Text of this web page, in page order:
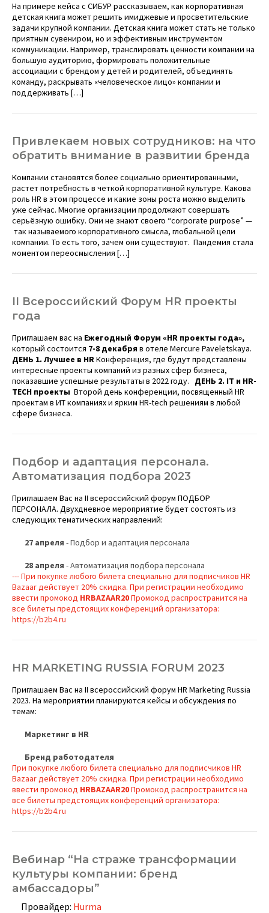
На примере кейса с СИБУР рассказываем, как корпоративная
детская книга может решить имиджевые и просветительские
задачи крупной компании. Детская книга может стать не только
приятным сувениром, но и эффективным инструментом
коммуникации. Например, транслировать ценности компании на
большую аудиторию, формировать положительные
ассоциации с брендом у детей и родителей, объединять
команду, раскрывать «человеческое лицо» компании и
поддерживать […]
Привлекаем новых сотрудников: на что
обратить внимание в развитии бренда
Компании становятся более социально ориентированными,
растет потребность в четкой корпоративной культуре. Какова
роль HR в этом процессе и какие зоны роста можно выделить
уже сейчас. Многие организации продолжают совершать
серьёзную ошибку. Они не знают своего “corporate purpose” —
так называемого корпоративного смысла, глобальной цели
компании. То есть того, зачем они существуют. Пандемия стала
моментом переосмысления […]
II Всероссийский Форум HR проекты
года
Приглашаем вас на Ежегодный Форум «HR проекты года»,
который состоится 7-8 декабря в отеле Mercure Paveletskaya.
ДЕНЬ 1. Лучшее в HRКонференция, где будут представлены
интересные проекты компаний из разных сфер бизнеса,
показавшие успешные результаты в 2022 году. ДЕНЬ 2. IT и HR-
TECH проекты Второй день конференции, посвященный HR
проектам в ИТ компаниях и ярким HR-tech решениям в любой
сфере бизнеса.
Подбор и адаптация персонала.
Автоматизация подбора 2023
Приглашаем Вас на II всероссийский форум ПОДБОР
ПЕРСОНАЛА. Двухдневное мероприятие будет состоять из
следующих тематических направлений:
27 апреля - Подбор и адаптация персонала
28 апреля - Автоматизация подбора персонала
--- При покупке любого билета специально для подписчиков HR
Bazaar действует 20% скидка. При регистрации необходимо
ввести промокод HRBAZAAR20Промокод распространится на
все билеты предстоящих конференций организатора:
https://b2b4.ru
HR MARKETING RUSSIA FORUM 2023
Приглашаем Вас на II всероссийский форум HR Marketing Russia
2023. На мероприятии планируются кейсы и обсуждения по
темам:
Маркетинг в HR
Бренд работодателя
При покупке любого билета специально для подписчиков HR
Bazaar действует 20% скидка. При регистрации необходимо
ввести промокод HRBAZAAR20Промокод распространится на
все билеты предстоящих конференций организатора:
https://b2b4.ru
Вебинар “На страже трансформации
культуры компании: бренд
амбассадоры”
Провайдер: Hurma